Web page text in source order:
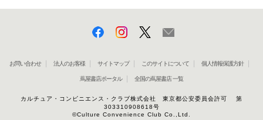
お問い合わせ 法人のお客様 サイトマップ このサイトについて 個人情報保護方針
蔦屋書店ポータル 全国の蔦屋書店 一覧
カルチュア・コンビニエンス・クラブ株式会社 東京都公安委員会許可 第
303310908618号
©Culture Convenience Club Co.,Ltd.